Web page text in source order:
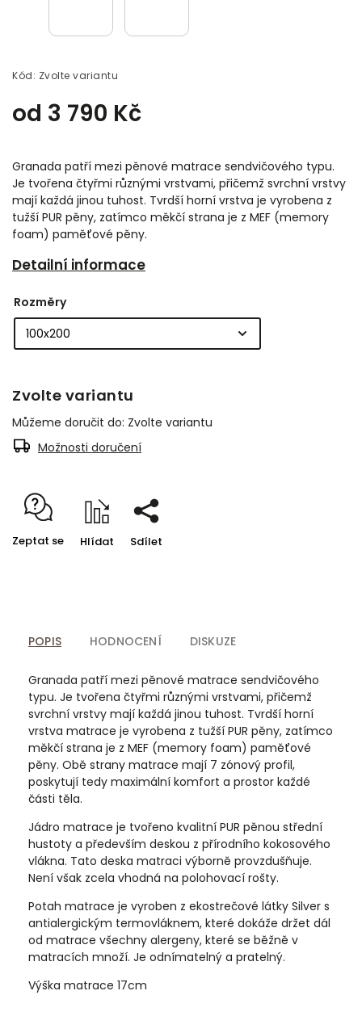
Kód: Zvolte variantu
od 3 790 Kč
Granada patří mezi pěnové matrace sendvičového typu.
Je tvořena čtyřmi různými vrstvami, přičemž svrchní vrstvy
mají každá jinou tuhost. Tvrdší horní vrstva je vyrobena z
tužší PUR pěny, zatímco měkčí strana je z MEF (memory
foam) paměťové pěny.
Detailní informace
Rozměry
Zvolte variantu
Můžeme doručit do: Zvolte variantu
Možnosti doručení
Zeptat se Hlídat Sdílet
POPIS HODNOCENÍ DISKUZE
Granada patří mezi pěnové matrace sendvičového
typu. Je tvořena čtyřmi různými vrstvami, přičemž
svrchní vrstvy mají každá jinou tuhost. Tvrdší horní
vrstva matrace je vyrobena z tužší PUR pěny, zatímco
měkčí strana je z MEF (memory foam) paměťové
pěny. Obě strany matrace mají 7 zónový profil,
poskytují tedy maximální komfort a prostor každé
části těla.
Jádro matrace je tvořeno kvalitní PUR pěnou střední
hustoty a především deskou z přírodního kokosového
vlákna. Tato deska matraci výborně provzdušňuje.
Není však zcela vhodná na polohovací rošty.
Potah matrace je vyroben z ekostrečové látky Silver s
antialergickým termovláknem, které dokáže držet dál
od matrace všechny alergeny, které se běžně v
matracích množí. Je odnímatelný a pratelný.
Výška matrace 17cm